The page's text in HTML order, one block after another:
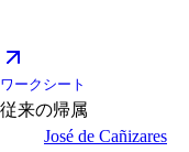
ワークシート
従来の帰属
José de Cañizares